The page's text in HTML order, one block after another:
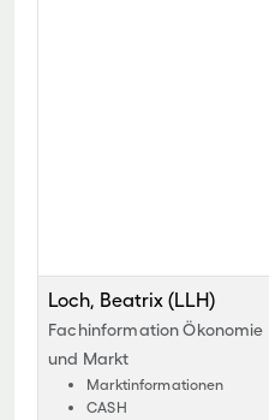
Loch, Beatrix (LLH)
Fachinformation Ökonomie
und Markt
Marktinformationen
CASH